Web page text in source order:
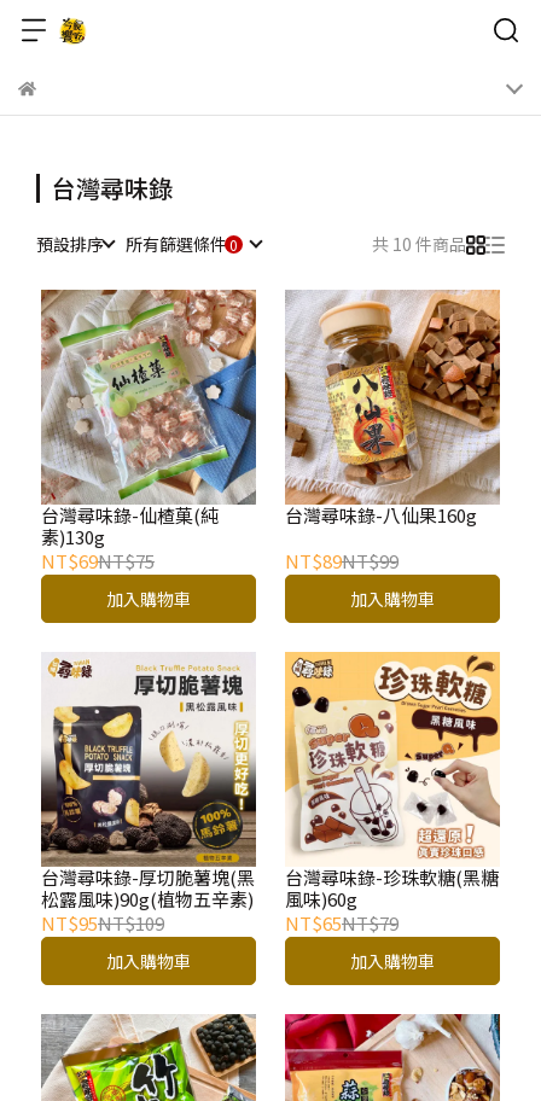
台灣尋味錄
預設排序 所有篩選條件 共 10 件商品
台灣尋味錄-仙楂菓(純
素)130g
NT$69NT$75
加入購物車
台灣尋味錄-八仙果160g
NT$89NT$99
加入購物車
台灣尋味錄-厚切脆薯塊(黑
松露風味)90g(植物五辛素)
NT$95NT$109
加入購物車
台灣尋味錄-珍珠軟糖(黑糖
風味)60g
NT$65NT$79
加入購物車